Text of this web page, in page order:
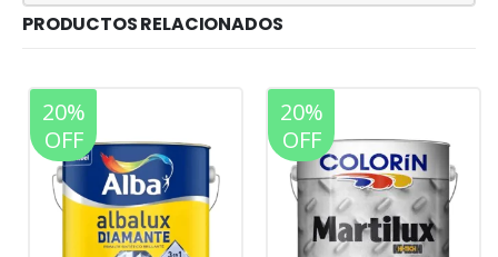
PRODUCTOS RELACIONADOS
20%
OFF
20%
OFF